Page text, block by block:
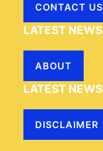
CONTACT US
LATEST NEWS
ABOUT
LATEST NEWS
DISCLAIMER